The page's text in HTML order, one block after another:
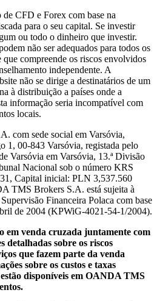
CFD e Forex com base na
para o seu capital. Se investir
ou todo o dinheiro que investir.
não ser adequados para todos os
compreende os riscos envolvidos
independente. A
não se dirige a destinatários de um
à distribuição a países onde a
informação seria incompatível com
locais.
com sede social em Varsóvia,
1, 00-843 Varsóvia, registada pelo
Varsóvia em Varsóvia, 13.ª Divisão
Nacional sob o número KRS
Capital inicial: PLN 3,537.560
TMS Brokers S.A. está sujeita à
Financeira Polaca com base
de 2004 (KPWiG-4021-54-1/2004).
em venda cruzada juntamente com
detalhadas sobre os riscos
que fazem parte da venda
sobre os custos e taxas
estão disponíveis em OANDA TMS